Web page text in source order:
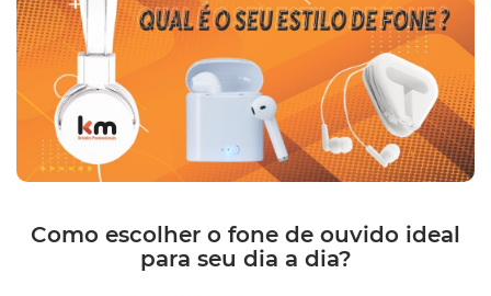
Como escolher o fone de ouvido ideal
para seu dia a dia?